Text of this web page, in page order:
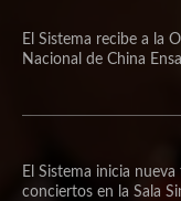
El Sistema recibe a la
Nacional de China
El Sistema inicia
conciertos en la Sala